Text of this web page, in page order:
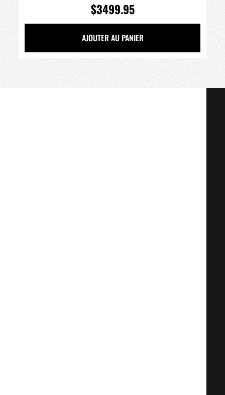
Note
5.00
sur 5
$3499.95
AJOUTER AU PANIER